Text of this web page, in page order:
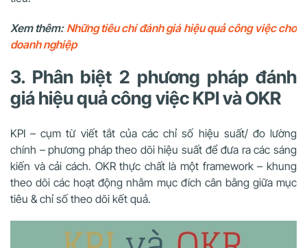
Xem thêm: Những tiêu chí đánh giá hiệu quả công việc cho
doanh nghiệp
3. Phân biệt 2 phương pháp đánh
giá hiệu quả công việc KPI và OKR
KPI – cụm từ viết tắt của các chỉ số hiệu suất/ đo lường
chính – phương pháp theo dõi hiệu suất để đưa ra các sáng
kiến và cải cách. OKR thực chất là một framework – khung
theo dõi các hoạt động nhằm mục đích cân bằng giữa mục
tiêu & chỉ số theo dõi kết quả.